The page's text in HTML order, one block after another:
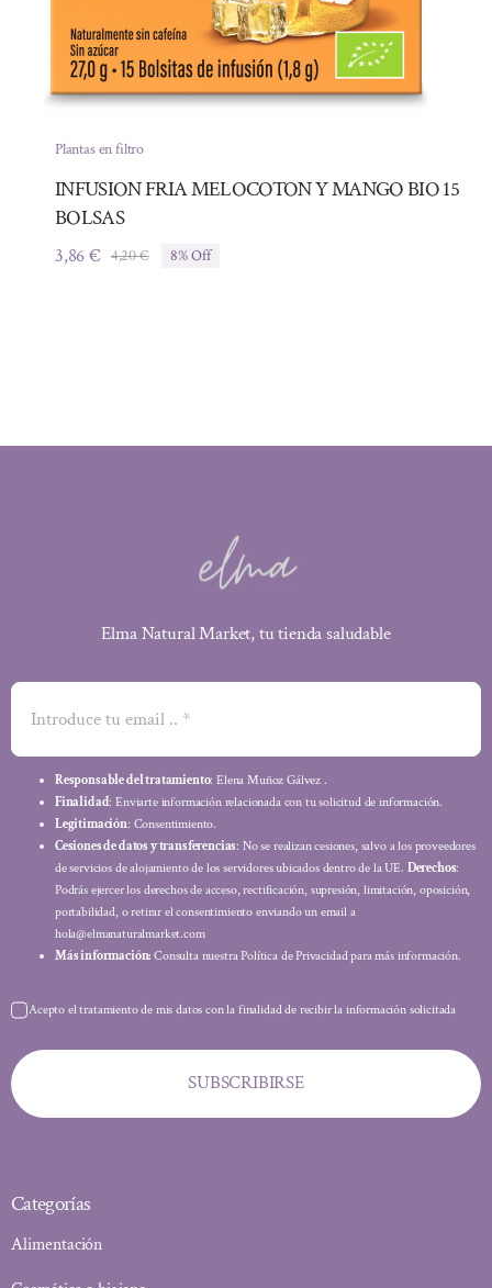
Plantas en filtro
INFUSION FRIA MELOCOTON Y MANGO BIO 15
BOLSAS
4,20€El
3,86€
El
8% Off
Elma Natural Market, tu tienda saludable
Responsable del tratamiento: Elena Muñoz Gálvez .
Finalidad: Enviarte información relacionada con tu solicitud de información.
Legitimación: Consentimiento.
Cesiones de datos y transferencias: No se realizan cesiones, salvo a los proveedores
de servicios de alojamiento de los servidores ubicados dentro de la UE. Derechos:
Podrás ejercer los derechos de acceso, rectificación, supresión, limitación, oposición,
portabilidad, o retirar el consentimiento enviando un email a
hola@elmanaturalmarket.com
Más información: Consulta nuestra Política de Privacidad para más información.
Acepto el tratamiento de mis datos con la finalidad de recibir la información solicitada
SUBSCRIBIRSE
Categorías
Alimentación